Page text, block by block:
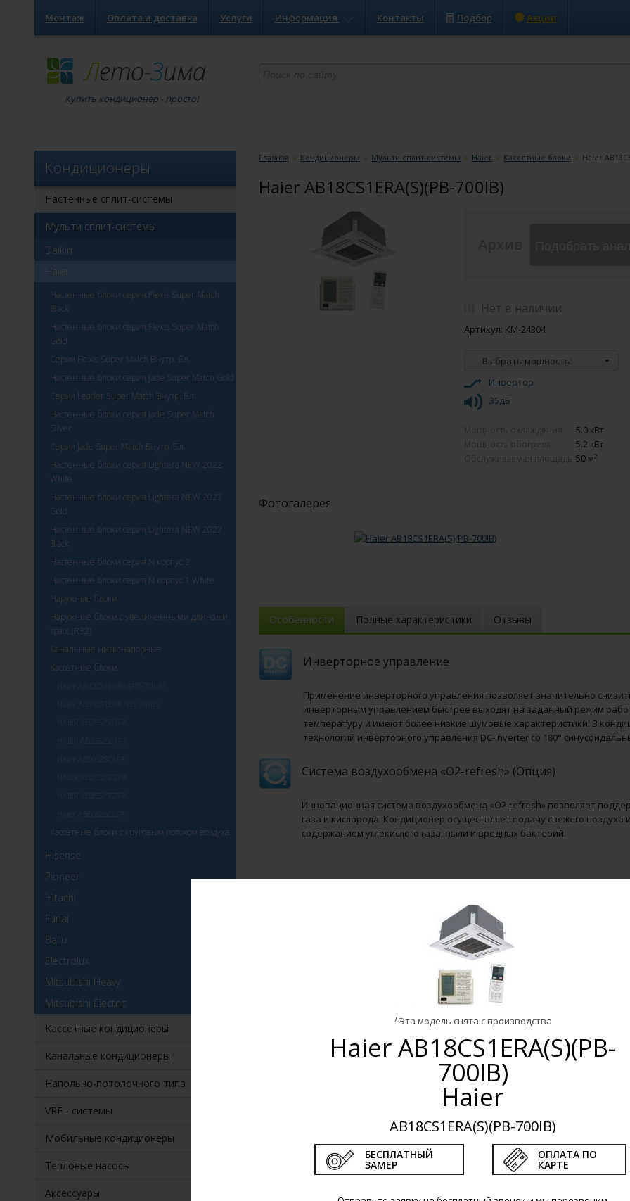
*Эта модель снята с производства
Haier AB18CS1ERA(S)(PB-
700IB)
Haier
AB18CS1ERA(S)(PB-700IB)
БЕСПЛАТНЫЙ
ЗАМЕР
ОПЛАТА ПО
КАРТЕ
Монтаж Оплата и доставка Услуги Информация Контакты Подбор Акции
Купить кондиционер - просто!
Кондиционеры
Настенные сплит-системы
Мульти сплит-системы
Daikin
Haier
Настенные блоки серия Flexis Super Match
Black
Настенные блоки серия Flexis Super Match
Gold
Серия Flexis Super Match Внутр. Бл.
Настенные блоки серия Jade Super Match Gold
Серия Leader Super Match Внутр. Бл.
Настенные блоки серия Jade Super Match
Silver
Серия Jade Super Match Внутр. Бл.
Настенные блоки серия Lightera NEW 2022
White
Настенные блоки серия Lightera NEW 2022
Gold
Настенные блоки серия Lightera NEW 2022
Black
Настенные блоки серия N корпус 2
Настенные блоки серия N корпус 1 White
Наружные блоки
Наружные блоки с увеличенными длинами
трасс (R32)
Канальные низконапорные
Кассетные блоки
Кассетные блоки с круговым потоком воздуха
Hisense
Pioneer
Hitachi
Funai
Ballu
Electrolux
Mitsubishi Heavy
Mitsubishi Electric
Кассетные кондиционеры
Канальные кондиционеры
Напольно-потолочного типа
VRF - системы
Мобильные кондиционеры
Тепловые насосы
Аксессуары
Главная » Кондиционеры » Мульти сплит-системы » Haier » Кассетные блоки » Haier
Haier AB18CS1ERA(S)(PB-700IB)
Нет в наличии
Артикул: КМ-24304
Выбрать мощность:
Инвертор
35дБ
5.0 кВт
5.2 кВт
50 м2
Фотогалерея
Особенности Полные характеристики Отзывы
Инверторное управление
Применение инверторного управления позволяет значительно
инверторным управлением быстрее выходят на заданный режим
температуру и имеют более низкие шумовые характеристики. В
технологий инверторного управления DC-Inverter со 180°
Система воздухообмена «O2-refresh» (Опция)
Инновационная система воздухообмена «O2-refresh» позволяет
газа и кислорода. Кондиционер осуществляет подачу свежего
содержанием углекислого газа, пыли и вредных бактерий.
5 кВт
Мощность обогрева
5.5 кВт
Обслуживаемая площадь
50 м
Haier AB50S2SC2FA
Мощность охлаждения
Мощность обогрева
Обслуживаемая площадь